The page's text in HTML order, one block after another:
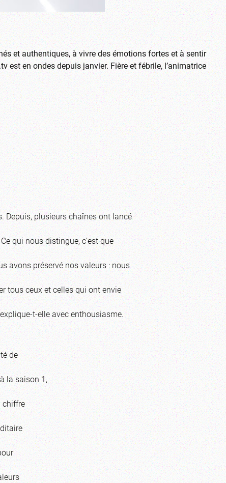
et authentiques, à vivre des émotions fortes et à sentir
est en ondes depuis janvier. Fière et fébrile, l’animatrice
Depuis, plusieurs chaînes ont lancé
qui nous distingue, c’est que
avons préservé nos valeurs : nous
tous ceux et celles qui ont envie
t-elle avec enthousiasme.
de
la saison 1,
chiffre